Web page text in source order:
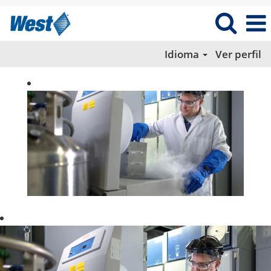
Idioma Ver perfil
LABORATORIO_MX